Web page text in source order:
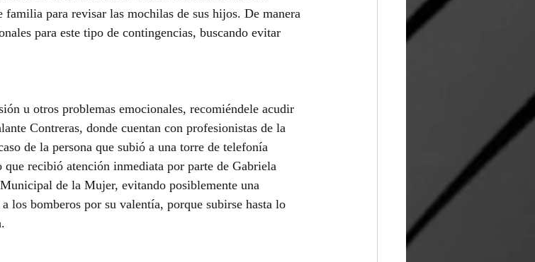
para revisar las mochilas de sus hijos. De manera
para este tipo de contingencias, buscando evitar
u otros problemas emocionales, recomiéndele acudir
Contreras, donde cuentan con profesionistas de la
de la persona que subió a una torre de telefonía
recibió atención inmediata por parte de Gabriela
de la Mujer, evitando posiblemente una
los bomberos por su valentía, porque subirse hasta lo